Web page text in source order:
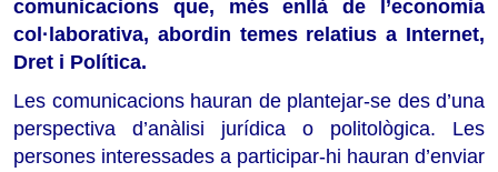
comunicacions que, més enllà de l’economia
col·laborativa, abordin temes relatius a Internet,
Dret i Política.
Les comunicacions hauran de plantejar-se des d’una
perspectiva d’anàlisi jurídica o politològica. Les
persones interessades a participar-hi hauran d’enviar